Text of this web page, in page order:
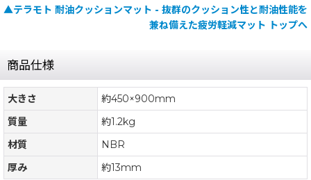
▲テラモト 耐油クッションマット - 抜群のクッション性と耐油性能を
兼ね備えた疲労軽減マット トップへ
商品仕様
大きさ
約450×900mm
質量
約1.2kg
材質
NBR
厚み
約13mm